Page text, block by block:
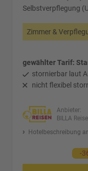
Selbstverpflegung
Zimmer &
gewählter Tarif:
stornierbar laut
nicht flexibel
Anbieter:
BILLA
Hotelbeschreibung
-